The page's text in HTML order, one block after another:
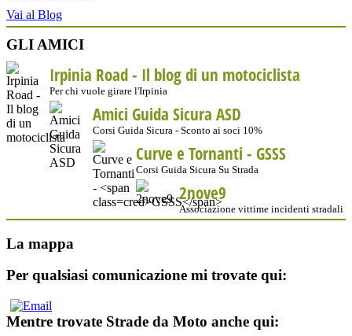
Vai al Blog
GLI AMICI
Irpinia Road - Il blog di un motociclista
Per chi vuole girare l'Irpinia
Amici Guida Sicura ASD
Corsi Guida Sicura - Sconto ai soci 10%
Curve e Tornanti - GSSS
Corsi Guida Sicura Su Strada
2nove9
Associazione vittime incidenti stradali
La mappa
Per qualsiasi comunicazione mi trovate qui:
Mentre trovate Strade da Moto anche qui: